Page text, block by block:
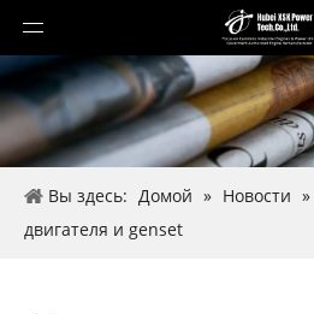
Вы здесь: Домой » Новости »
двигателя и genset